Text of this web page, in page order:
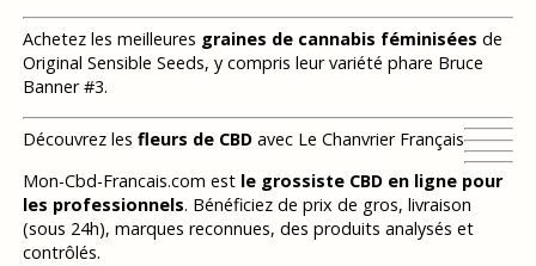
Achetez les meilleures graines de cannabis féminisées de
Original Sensible Seeds, y compris leur variété phare Bruce
Banner #3.
Découvrez les fleurs de CBDavec Le Chanvrier Français
Mon-Cbd-Francais.com est le grossiste CBD en ligne pour
les professionnels. Bénéficiez de prix de gros, livraison
(sous 24h), marques reconnues, des produits analysés et
contrôlés.